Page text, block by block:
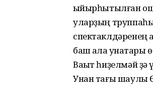
ҡыйырһытылған
уларҙың труппаһы
спектаклдәренең
баш ҡала
Ваҡыт һиҙелмәй
Унан тағы шаулы